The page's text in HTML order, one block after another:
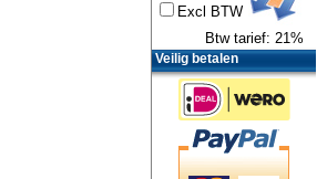
Excl BTW
Btw tarief: 21%
Veilig betalen